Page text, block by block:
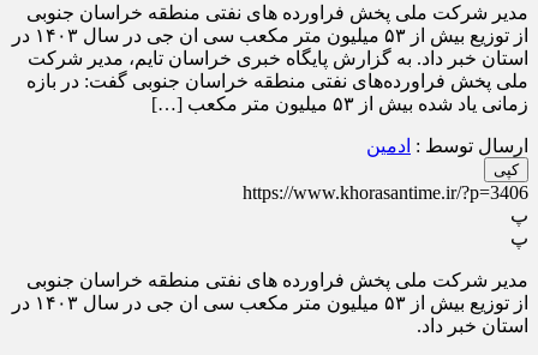
مدیر شرکت ملی پخش فراورده های نفتی منطقه خراسان جنوبی
از توزیع بیش از ۵۳ میلیون متر مکعب سی ان جی در سال ۱۴۰۳ در
استان خبر داد. به گزارش پایگاه خبری خراسان تایم، مدیر شرکت
ملی پخش فراورده‌های نفتی منطقه خراسان جنوبی گفت: در بازه
زمانی یاد شده بیش از ۵۳ میلیون متر مکعب […]
ارسال توسط : ادمین
کپی
https://www.khorasantime.ir/?p=3406
پ
پ
مدیر شرکت ملی پخش فراورده های نفتی منطقه خراسان جنوبی
از توزیع بیش از ۵۳ میلیون متر مکعب سی ان جی در سال ۱۴۰۳ در
استان خبر داد.